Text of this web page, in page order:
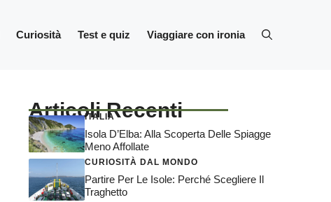
Curiosità Test e quiz Viaggiare con ironia
Articoli Recenti
ITALIA
Isola D’Elba: Alla Scoperta Delle Spiagge
Meno Affollate
CURIOSITÀ DAL MONDO
Partire Per Le Isole: Perché Scegliere Il
Traghetto